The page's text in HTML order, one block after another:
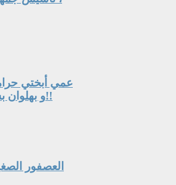
عمي أبختي
و بهلوان بس احنه دماغ سزية!!
العصفور